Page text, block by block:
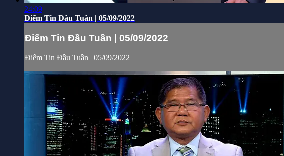
24:09
Điểm Tin Đầu Tuần | 05/09/2022
Điểm Tin Đầu Tuần | 05/09/2022
Điểm Tin Đầu Tuần | 05/09/2022